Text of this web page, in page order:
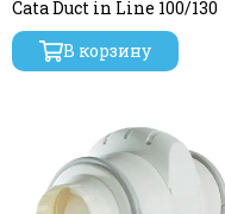
"TYWENT" -
"Dospel" - Канальные
"ARIUS" - Канальные
"Завод Вентилятор" -
вентиляторы
Cata Duct in Line 100/130
В корзину